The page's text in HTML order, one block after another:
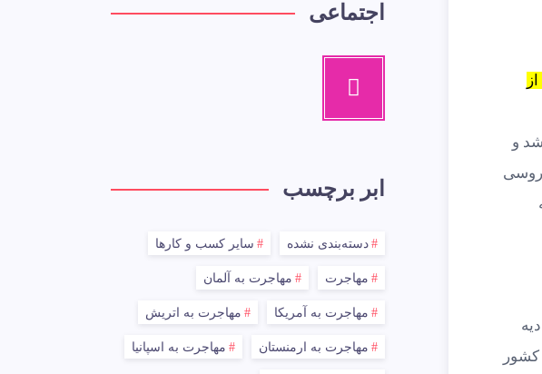
و
روسی
کشور
اجتماعی
ابر برچسب
دسته‌بندی نشده سایر کسب و کارها
مهاجرت مهاجرت به آلمان
مهاجرت به آمریکا مهاجرت به اتریش
مهاجرت به ارمنستان مهاجرت به اسپانیا